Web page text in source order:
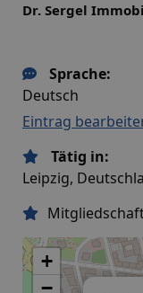
Dr. Sergel
Sprache:
Deutsch
Eintrag
Tätig in:
Leipzig,
+
−